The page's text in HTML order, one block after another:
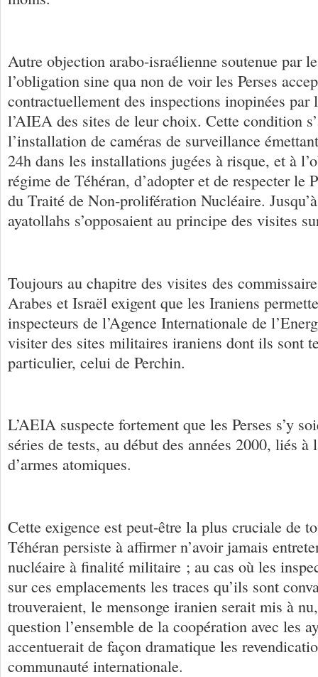
Autre objection arabo-israélienne soutenue par
l’obligation sine qua non de voir les Perses
contractuellement des inspections inopinées par
l’AIEA des sites de leur choix. Cette condition
l’installation de caméras de surveillance
24h dans les installations jugées à risque, et à
régime de Téhéran, d’adopter et de respecter le
du Traité de Non-prolifération Nucléaire.
ayatollahs s’opposaient au principe des visites
Toujours au chapitre des visites des
Arabes et Israël exigent que les Iraniens
inspecteurs de l’Agence Internationale de
visiter des sites militaires iraniens dont ils sont
particulier, celui de Perchin.
L’AEIA suspecte fortement que les Perses s’y
séries de tests, au début des années 2000, liés à
d’armes atomiques.
Cette exigence est peut-être la plus cruciale de
Téhéran persiste à affirmer n’avoir jamais
nucléaire à finalité militaire ; au cas où les
sur ces emplacements les traces qu’ils sont
trouveraient, le mensonge iranien serait mis à
question l’ensemble de la coopération avec les
accentuerait de façon dramatique les
communauté internationale.